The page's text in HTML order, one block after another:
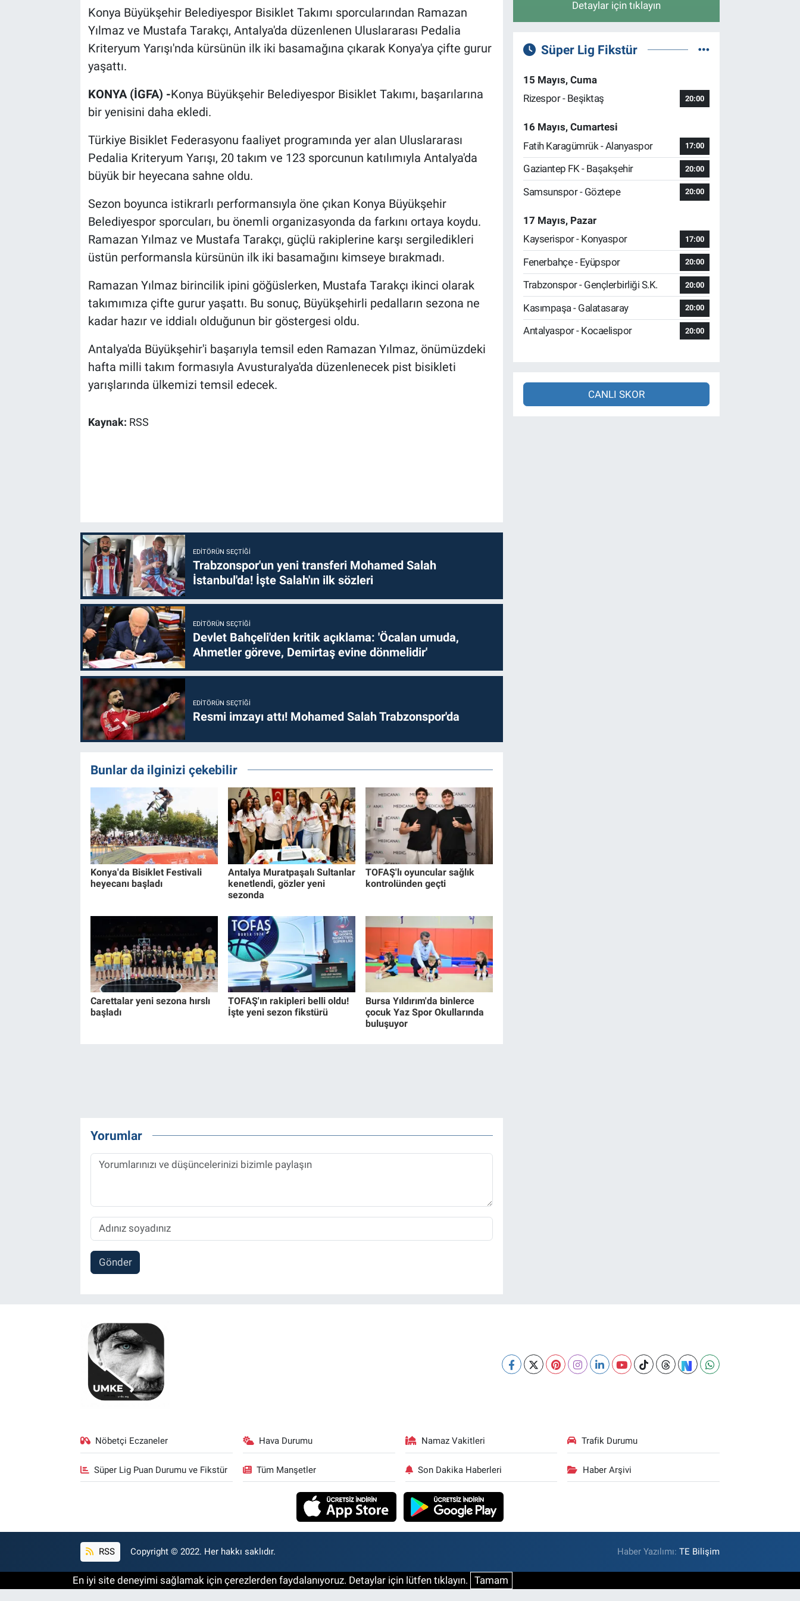
Konya Büyükşehir Belediyespor Bisiklet Takımı sporcularından Ramazan
Yılmaz ve Mustafa Tarakçı, Antalya'da düzenlenen Uluslararası Pedalia
Kriteryum Yarışı'nda kürsünün ilk iki basamağına çıkarak Konya'ya çifte gurur
yaşattı.
KONYA (İGFA) -Konya Büyükşehir Belediyespor Bisiklet Takımı, başarılarına
bir yenisini daha ekledi.
Türkiye Bisiklet Federasyonu faaliyet programında yer alan Uluslararası
Pedalia Kriteryum Yarışı, 20 takım ve 123 sporcunun katılımıyla Antalya'da
büyük bir heyecana sahne oldu.
Sezon boyunca istikrarlı performansıyla öne çıkan Konya Büyükşehir
Belediyespor sporcuları, bu önemli organizasyonda da farkını ortaya koydu.
Ramazan Yılmaz ve Mustafa Tarakçı, güçlü rakiplerine karşı sergiledikleri
üstün performansla kürsünün ilk iki basamağını kimseye bırakmadı.
Ramazan Yılmaz birincilik ipini göğüslerken, Mustafa Tarakçı ikinci olarak
takımımıza çifte gurur yaşattı. Bu sonuç, Büyükşehirli pedalların sezona ne
kadar hazır ve iddialı olduğunun bir göstergesi oldu.
Antalya'da Büyükşehir'i başarıyla temsil eden Ramazan Yılmaz, önümüzdeki
hafta milli takım formasıyla Avusturalya'da düzenlenecek pist bisikleti
yarışlarında ülkemizi temsil edecek.
Kaynak: RSS
EDITÖRÜN SEÇTIĞI
Trabzonspor'un yeni transferi Mohamed Salah
İstanbul'da! İşte Salah'ın ilk sözleri
EDITÖRÜN SEÇTIĞI
Devlet Bahçeli'den kritik açıklama: 'Öcalan umuda,
Ahmetler göreve, Demirtaş evine dönmelidir'
EDITÖRÜN SEÇTIĞI
Resmi imzayı attı! Mohamed Salah Trabzonspor'da
Bunlar da ilginizi çekebilir
Konya'da Bisiklet Festivali
heyecanı başladı
Antalya Muratpaşalı Sultanlar
kenetlendi, gözler yeni
sezonda
TOFAŞ'lı oyuncular sağlık
kontrolünden geçti
Carettalar yeni sezona hırslı
başladı
TOFAŞ'ın rakipleri belli oldu!
İşte yeni sezon fikstürü
Bursa Yıldırım'da binlerce
çocuk Yaz Spor Okullarında
buluşuyor
Yorumlar
Gönder
Detaylar için tıklayın
Süper Lig Fikstür
15 Mayıs, Cuma
Rizespor - Beşiktaş
20:00
16 Mayıs, Cumartesi
Fatih Karagümrük - Alanyaspor
17:00
Gaziantep FK - Başakşehir 20:00
Samsunspor - Göztepe 20:00
17 Mayıs, Pazar
Kayserispor - Konyaspor
17:00
Fenerbahçe - Eyüpspor 20:00
Trabzonspor - Gençlerbirliği S.K. 20:00
Kasımpaşa - Galatasaray 20:00
Antalyaspor - Kocaelispor 20:00
CANLI SKOR
Nöbetçi Eczaneler Hava Durumu Namaz Vakitleri Trafik Durumu
Süper Lig Puan Durumu ve Fikstür Tüm Manşetler Son Dakika Haberleri Haber Arşivi
RSS Copyright © 2022. Her hakkı saklıdır. Haber Yazılımı:TE Bilişim
En iyi site deneyimi sağlamak için çerezlerden faydalanıyoruz. Detaylar için lütfen tıklayın. Tamam